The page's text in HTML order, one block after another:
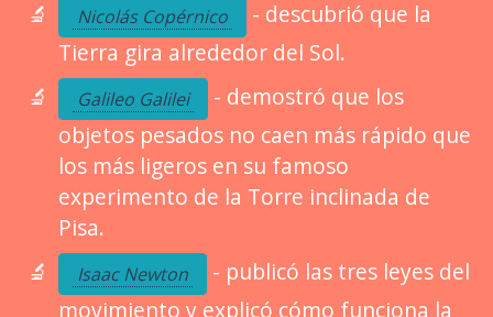
Nicolás Copérnico
- descubrió que la
Tierra gira alrededor del Sol.
Galileo Galilei
- demostró que los
objetos pesados no caen más rápido que
los más ligeros en su famoso
experimento de la Torre inclinada de
Pisa.
Isaac Newton
- publicó las tres leyes del
movimiento y explicó cómo funciona la